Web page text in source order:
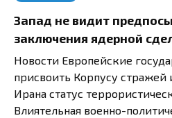
Запад не видит
заключения ядерной
Новости Европейские
присвоить Корпусу
Ирана статус
Влиятельная военно-